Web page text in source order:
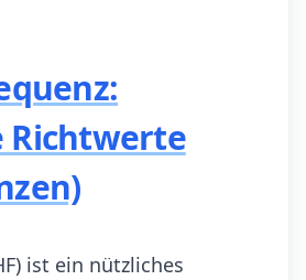
ist ein nützliches